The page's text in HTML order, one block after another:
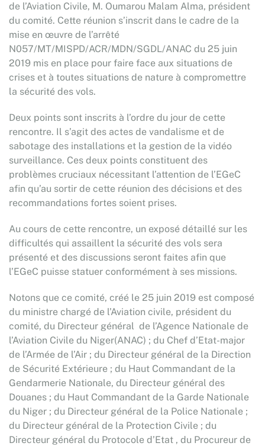
de l’Aviation Civile, M. Oumarou Malam Alma, président
du comité. Cette réunion s’inscrit dans le cadre de la
mise en œuvre de l’arrêté
N057/MT/MISPD/ACR/MDN/SGDL/ANAC du 25 juin
2019 mis en place pour faire face aux situations de
crises et à toutes situations de nature à compromettre
la sécurité des vols.
Deux points sont inscrits à l’ordre du jour de cette
rencontre. Il s’agit des actes de vandalisme et de
sabotage des installations et la gestion de la vidéo
surveillance. Ces deux points constituent des
problèmes cruciaux nécessitant l’attention de l’EGeC
afin qu’au sortir de cette réunion des décisions et des
recommandations fortes soient prises.
Au cours de cette rencontre, un exposé détaillé sur les
difficultés qui assaillent la sécurité des vols sera
présenté et des discussions seront faites afin que
l’EGeC puisse statuer conformément à ses missions.
Notons que ce comité, créé le 25 juin 2019 est composé
du ministre chargé de l’Aviation civile, président du
comité, du Directeur général de l’Agence Nationale de
l’Aviation Civile du Niger(ANAC) ; du Chef d’Etat-major
de l’Armée de l’Air ; du Directeur général de la Direction
de Sécurité Extérieure ; du Haut Commandant de la
Gendarmerie Nationale, du Directeur général des
Douanes ; du Haut Commandant de la Garde Nationale
du Niger ; du Directeur général de la Police Nationale ;
du Directeur général de la Protection Civile ; du
Directeur général du Protocole d’Etat , du Procureur de